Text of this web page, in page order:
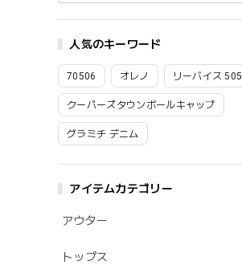
人気のキーワード
70506 オレノ リーバイス 505
クーパーズタウンボールキャップ
グラミチ デニム
アイテムカテゴリー
アウター
トップス